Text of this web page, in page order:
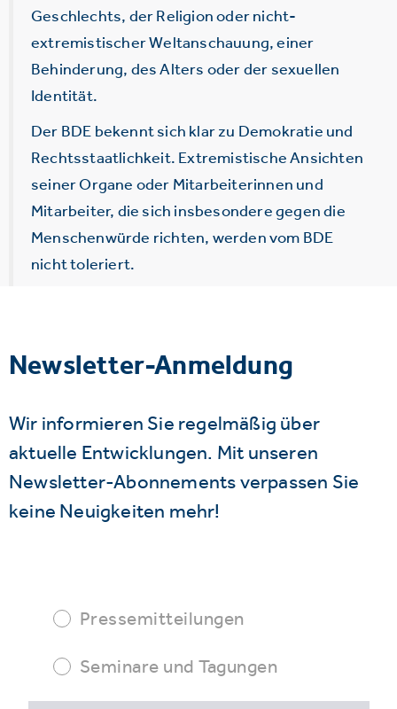
Geschlechts, der Religion oder nicht-
extremistischer Weltanschauung, einer
Behinderung, des Alters oder der sexuellen
Identität.
Der BDE bekennt sich klar zu Demokratie und
Rechtsstaatlichkeit. Extremistische Ansichten
seiner Organe oder Mitarbeiterinnen und
Mitarbeiter, die sich insbesondere gegen die
Menschenwürde richten, werden vom BDE
nicht toleriert.
Newsletter-Anmeldung
Wir informieren Sie regelmäßig über
aktuelle Entwicklungen. Mit unseren
Newsletter-Abonnements verpassen Sie
keine Neuigkeiten mehr!
Pressemitteilungen
Seminare und Tagungen